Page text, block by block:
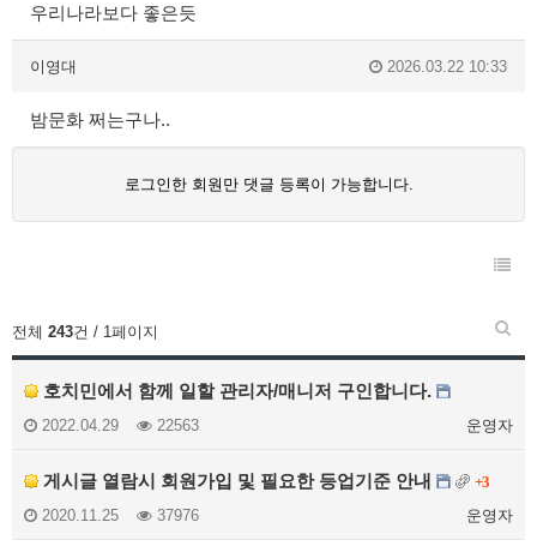
우리나라보다 좋은듯
이영대 2026.03.22 10:33
밤문화 쩌는구나..
로그인한 회원만 댓글 등록이 가능합니다.
전체 243건 / 1페이지
호치민에서 함께 일할 관리자/매니저 구인합니다.
운영자
2022.04.29 22563
게시글 열람시 회원가입 및 필요한 등업기준 안내 +3
운영자
2020.11.25 37976